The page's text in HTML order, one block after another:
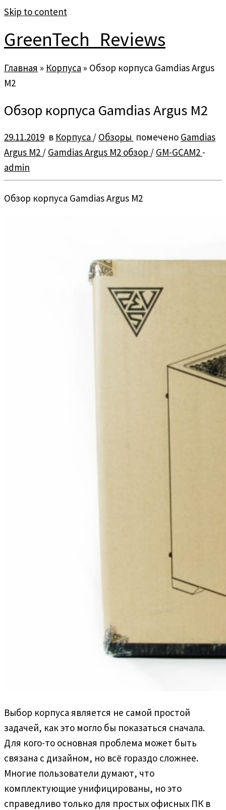
Skip to content
GreenTech_Reviews
Главная » Корпуса » Обзор корпуса Gamdias Argus
M2
Обзор корпуса Gamdias Argus M2
29.11.2019 в Корпуса / Обзоры помечено Gamdias
Argus M2 / Gamdias Argus M2 обзор / GM-GCAM2 -
admin
Обзор корпуса Gamdias Argus M2
Выбор корпуса является не самой простой
задачей, как это могло бы показаться сначала.
Для кого-то основная проблема может быть
связана с дизайном, но всё гораздо сложнее.
Многие пользователи думают, что
комплектующие унифицированы, но это
справедливо только для простых офисных ПК в